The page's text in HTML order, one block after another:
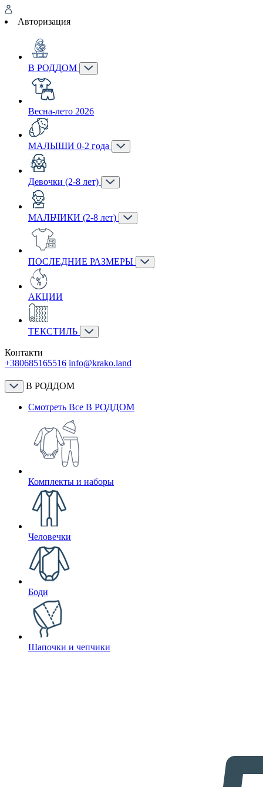
Авторизация
В РОДДОМ
Весна-лето 2026
МАЛЫШИ 0-2 года
Девочки (2-8 лет)
МАЛЬЧИКИ (2-8 лет)
ПОСЛЕДНИЕ РАЗМЕРЫ
АКЦИИ
ТЕКСТИЛЬ
Контакти
+380685165516 info@krako.land
В РОДДОМ
Смотреть Все В РОДДОМ
Комплекты и наборы
Человечки
Боди
Шапочки и чепчики